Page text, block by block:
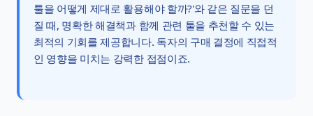
툴을 어떻게 제대로 활용해야 할까?'와 같은 질문을 던
질 때, 명확한 해결책과 함께 관련 툴을 추천할 수 있는
최적의 기회를 제공합니다. 독자의 구매 결정에 직접적
인 영향을 미치는 강력한 접점이죠.